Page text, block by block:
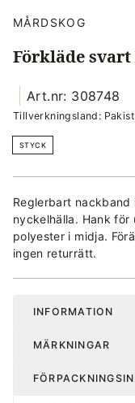
MÅRDSKOG
Förkläde
Art.nr: 308748
Tillverkningsland:
STYCK
Reglerbart
nyckelhälla. Hank
polyester i midja.
ingen returrätt.
INFORMATION
MÄRKNINGAR